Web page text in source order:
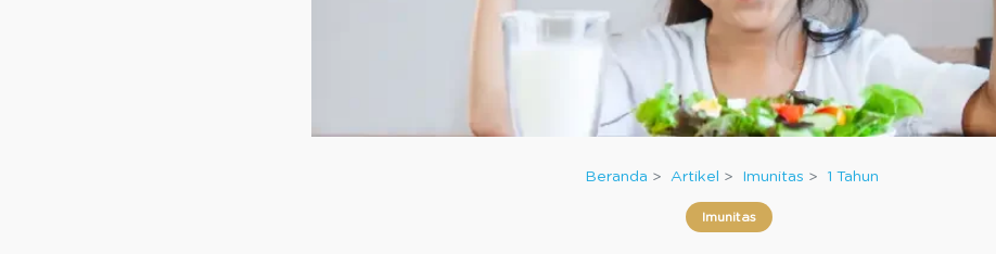
Beranda Artikel Imunitas 1 Tahun
Imunitas